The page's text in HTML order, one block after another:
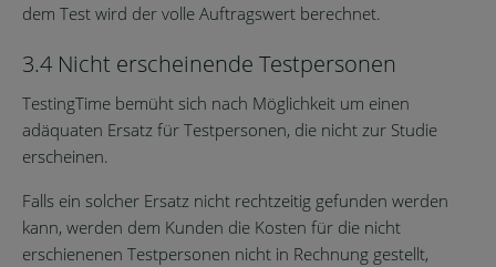
dem Test wird der volle Auftragswert berechnet.
3.4 Nicht erscheinende Testpersonen
TestingTime bemüht sich nach Möglichkeit um einen
adäquaten Ersatz für Testpersonen, die nicht zur Studie
erscheinen.
Falls ein solcher Ersatz nicht rechtzeitig gefunden werden
kann, werden dem Kunden die Kosten für die nicht
erschienenen Testpersonen nicht in Rechnung gestellt,